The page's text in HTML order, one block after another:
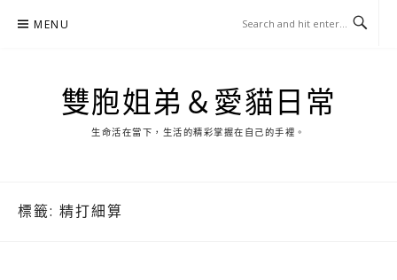
MENU
雙胞姐弟＆愛貓日常
生命活在當下，生活的精彩掌握在自己的手裡。
標籤: 精打細算